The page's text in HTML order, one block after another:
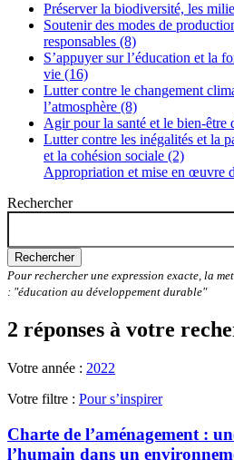
Préserver la biodiversité, les
Soutenir des modes de
responsables (8)
S’appuyer sur l’éducation et la
vie (16)
Lutter contre le changement
l’atmosphère (8)
Agir pour la santé et le bien-être
Lutter contre les inégalités et la
et la cohésion sociale (2)
Appropriation et mise en œuvre
Rechercher
Rechercher
Pour rechercher une expression exacte, la
: "éducation au développement durable"
2 réponses à votre
Votre année : 2022
Votre filtre : Pour s’inspirer
Charte de l’aménagement :
l’humain dans un